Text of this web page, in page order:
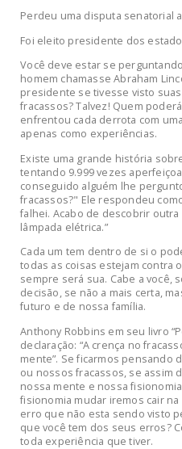
Perdeu uma disputa senatorial
Foi eleito presidente dos
Você deve estar se
homem chamasse Abraham
presidente se tivesse visto
fracassos? Talvez! Quem
enfrentou cada derrota com
apenas como experiências.
Existe uma grande história
tentando 9.999 vezes
conseguido alguém lhe
fracassos?" Ele respondeu
falhei. Acabo de descobrir
lâmpada elétrica.”
Cada um tem dentro de si o
todas as coisas estejam contra
sempre será sua. Cabe a você,
decisão, se não a mais certa,
futuro e de nossa família.
Anthony Robbins em seu livro
declaração: “A crença no
mente”. Se ficarmos pensando
ou nossos fracassos, se assim
nossa mente e nossa
fisionomia mudar iremos cair
erro que não esta sendo visto
que você tem dos seus erros?
toda experiência que tiver.